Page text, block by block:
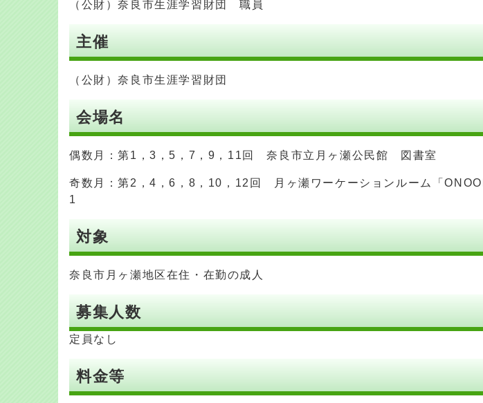
（公財）奈良市生涯学習財団 職員
主催
（公財）奈良市生涯学習財団
会場名
偶数月：第1，3，5，7，9，11回 奈良市立月ヶ瀬公民館 図書室
奇数月：第2，4，6，8，10，12回 月ヶ瀬ワーケーションルーム「
1
対象
奈良市月ヶ瀬地区在住・在勤の成人
募集人数
定員なし
料金等